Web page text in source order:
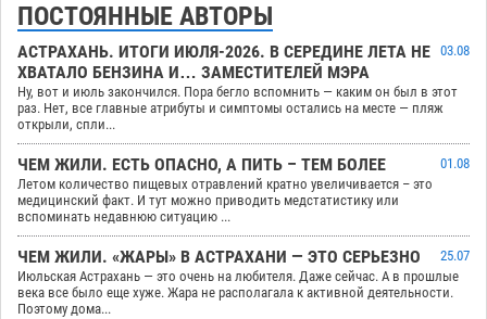
ПОСТОЯННЫЕ АВТОРЫ
АСТРАХАНЬ. ИТОГИ ИЮЛЯ-2026. В СЕРЕДИНЕ ЛЕТА НЕ
ХВАТАЛО БЕНЗИНА И… ЗАМЕСТИТЕЛЕЙ МЭРА
03.08
Ну, вот и июль закончился. Пора бегло вспомнить — каким он был в этот
раз. Нет, все главные атрибуты и симптомы остались на месте — пляж
открыли, спли...
ЧЕМ ЖИЛИ. ЕСТЬ ОПАСНО, А ПИТЬ – ТЕМ БОЛЕЕ
01.08
Летом количество пищевых отравлений кратно увеличивается – это
медицинский факт. И тут можно приводить медстатистику или
вспоминать недавнюю ситуацию ...
ЧЕМ ЖИЛИ. «ЖАРЫ» В АСТРАХАНИ — ЭТО СЕРЬЕЗНО
25.07
Июльская Астрахань — это очень на любителя. Даже сейчас. А в прошлые
века все было еще хуже. Жара не располагала к активной деятельности.
Поэтому дома...